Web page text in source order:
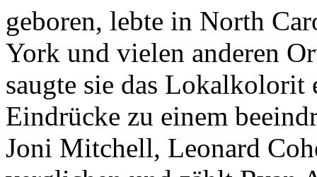
geboren, lebte in North
York und vielen anderen
saugte sie das Lokalkolorit
Eindrücke zu einem
Joni Mitchell, Leonard